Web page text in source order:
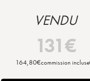
VENDU
131€
164,80€commission incluse